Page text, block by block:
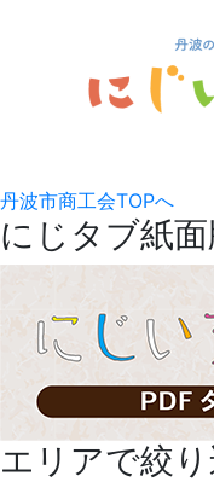
丹波市商工会TOPへ
にじタブ紙面
エリアで絞